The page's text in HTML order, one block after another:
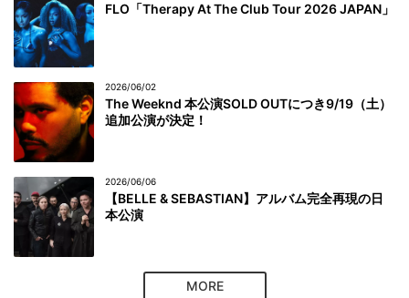
FLO「Therapy At The Club Tour 2026 JAPAN」
2026/06/02
The Weeknd 本公演SOLD OUTにつき9/19（土）
追加公演が決定！
2026/06/06
【BELLE & SEBASTIAN】アルバム完全再現の日
本公演
MORE